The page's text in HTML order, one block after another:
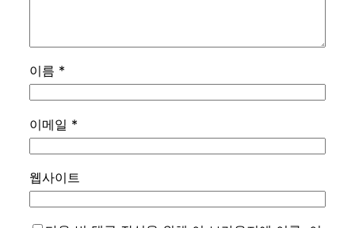
이름 *
이메일 *
웹사이트